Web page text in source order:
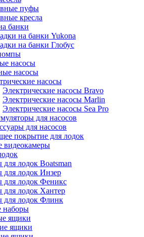
пуфы
кресла
банки
на банки Yukona
на банки Глобус
насосы
насосы
насосы
Электрические насосы Bravo
Электрические насосы Marlin
Электрические насосы Sea Pro
для насосов
для насосов
покрытие для лодок
видеокамеры
лодок Boatsman
лодок Инзер
для лодок Феникс
лодок Хантер
для лодок Флинк
наборы
ящики
ящики